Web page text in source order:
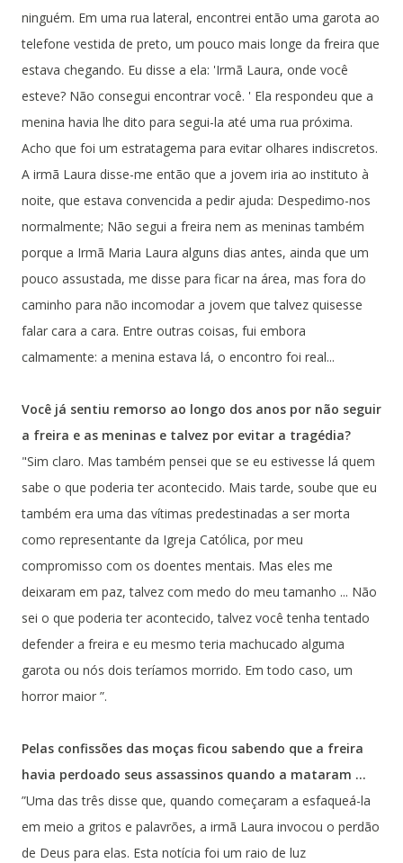
ninguém. Em uma rua lateral, encontrei então uma garota ao
telefone vestida de preto, um pouco mais longe da freira que
estava chegando. Eu disse a ela: 'Irmã Laura, onde você
esteve? Não consegui encontrar você. ' Ela respondeu que a
menina havia lhe dito para segui-la até uma rua próxima.
Acho que foi um estratagema para evitar olhares indiscretos.
A irmã Laura disse-me então que a jovem iria ao instituto à
noite, que estava convencida a pedir ajuda: Despedimo-nos
normalmente; Não segui a freira nem as meninas também
porque a Irmã Maria Laura alguns dias antes, ainda que um
pouco assustada, me disse para ficar na área, mas fora do
caminho para não incomodar a jovem que talvez quisesse
falar cara a cara. Entre outras coisas, fui embora
calmamente: a menina estava lá, o encontro foi real...
Você já sentiu remorso ao longo dos anos por não seguir
a freira e as meninas e talvez por evitar a tragédia?
"Sim claro. Mas também pensei que se eu estivesse lá quem
sabe o que poderia ter acontecido. Mais tarde, soube que eu
também era uma das vítimas predestinadas a ser morta
como representante da Igreja Católica, por meu
compromisso com os doentes mentais. Mas eles me
deixaram em paz, talvez com medo do meu tamanho ... Não
sei o que poderia ter acontecido, talvez você tenha tentado
defender a freira e eu mesmo teria machucado alguma
garota ou nós dois teríamos morrido. Em todo caso, um
horror maior ”.
Pelas confissões das moças ficou sabendo que a freira
havia perdoado seus assassinos quando a mataram ...
”Uma das três disse que, quando começaram a esfaqueá-la
em meio a gritos e palavrões, a irmã Laura invocou o perdão
de Deus para elas. Esta notícia foi um raio de luz